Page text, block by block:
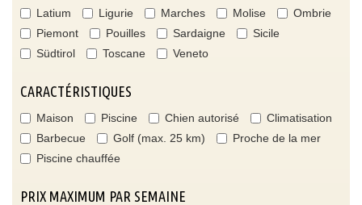
Latium
Ligurie Marches Molise
Ombrie
Piemont
Pouilles Sardaigne
Sicile
Südtirol
Toscane Veneto
CARACTÉRISTIQUES
Maison Piscine Chien autorisé
Climatisation
Barbecue
Golf (max. 25 km)
Proche de la mer
Piscine chauffée
PRIX MAXIMUM PAR SEMAINE